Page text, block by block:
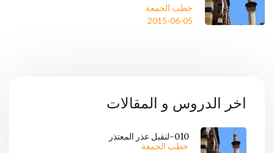
خطب الجمعة
2015-06-05
اخر الدروس و المقالات
010-لنقبل عذر المعتذر
خطب الجمعة